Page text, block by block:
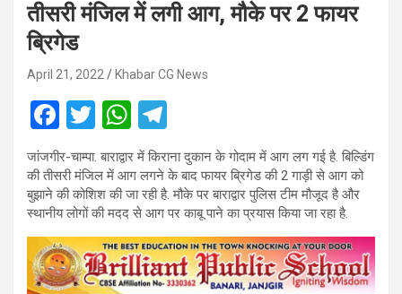
तीसरी मंजिल में लगी आग, मौके पर 2 फायर
ब्रिगेड
April 21, 2022 Khabar CG News
F
a
ce
b
o
o
k
T
wi
tt
er
W
h
at
s
A
p
p
el
e
gr
a
m
जांजगीर-चाम्पा. बाराद्वार में किराना दुकान के गोदाम में आग लग गई है. बिल्डिंग
की तीसरी मंजिल में आग लगने के बाद फायर ब्रिगेड की 2 गाड़ी से आग को
बुझाने की कोशिश की जा रही है. मौके पर बाराद्वार पुलिस टीम मौजूद है और
स्थानीय लोगों की मदद से आग पर काबू पाने का प्रयास किया जा रहा है.